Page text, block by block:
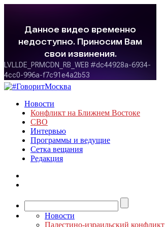
Новости
Конфликт на Ближнем Востоке
СВО
Интервью
Программы и ведущие
Сетка вещания
Редакция
Новости
Палестино-израильский конфликт